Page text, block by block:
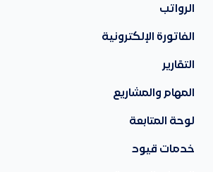
الرواتب
الفاتورة الإلكترونية
التقارير
المهام والمشاريع
لوحة المتابعة
خدمات قيود